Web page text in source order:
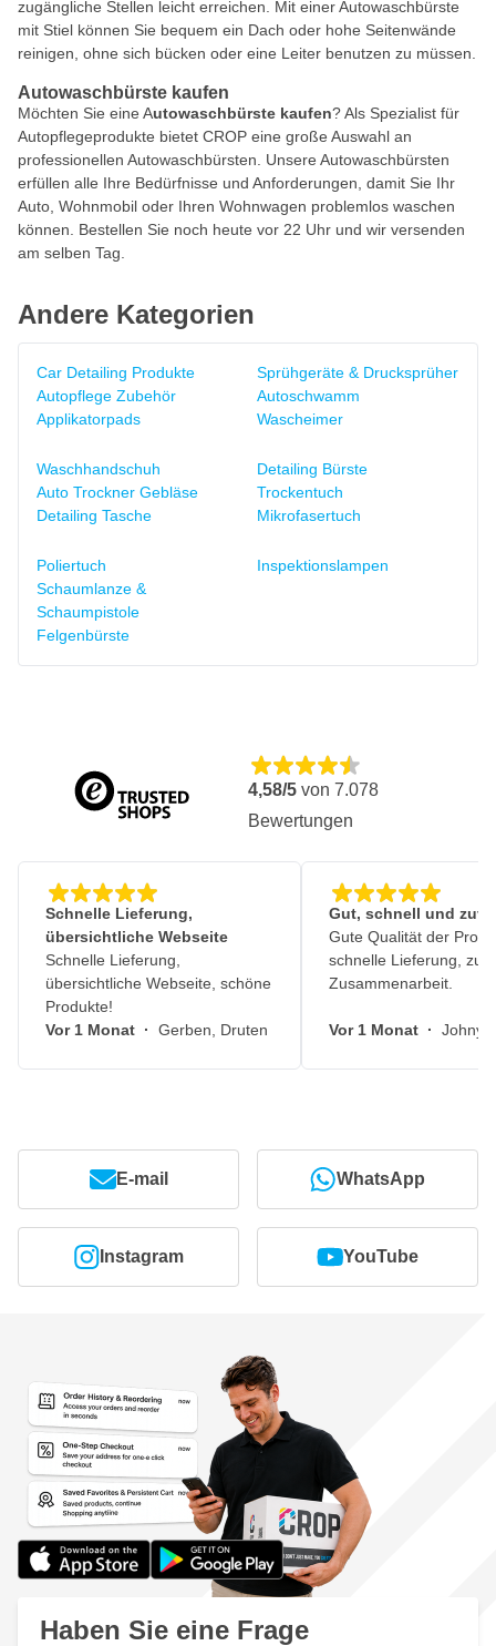
zugängliche Stellen leicht erreichen. Mit einer Autowaschbürste
mit Stiel können Sie bequem ein Dach oder hohe Seitenwände
reinigen, ohne sich bücken oder eine Leiter benutzen zu müssen.
Autowaschbürste kaufen
Möchten Sie eine Autowaschbürste kaufen? Als Spezialist für
Autopflegeprodukte bietet CROP eine große Auswahl an
professionellen Autowaschbürsten. Unsere Autowaschbürsten
erfüllen alle Ihre Bedürfnisse und Anforderungen, damit Sie Ihr
Auto, Wohnmobil oder Ihren Wohnwagen problemlos waschen
können. Bestellen Sie noch heute vor 22 Uhr und wir versenden
am selben Tag.
Andere Kategorien
Car Detailing Produkte
Autopflege Zubehör
Applikatorpads
Sprühgeräte & Drucksprüher
Autoschwamm
Wascheimer
Waschhandschuh
Auto Trockner Gebläse
Detailing Tasche
Detailing Bürste
Trockentuch
Mikrofasertuch
Poliertuch
Schaumlanze &
Schaumpistole
Felgenbürste
Inspektionslampen
4,58/5 von 7.078
Bewertungen
Schnelle Lieferung,
übersichtliche Webseite
Schnelle Lieferung,
übersichtliche Webseite, schöne
Produkte!
Vor 1 Monat · Gerben, Druten
Gut, schnell und
Gute Qualität der
schnelle Lieferung,
Zusammenarbeit.
Vor 1 Monat · Johny,
E-mail WhatsApp
Instagram YouTube
Haben Sie eine Frage